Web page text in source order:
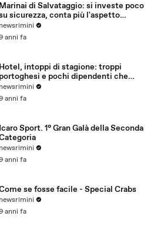
Marinai di Salvataggio: si investe poco
sicurezza, conta più l'aspetto
economico
newsrimini
anni fa
Hotel, intoppi di stagione: troppi
portoghesi e pochi dipendenti che
parlano tedesco
newsrimini
anni fa
Icaro Sport. 1° Gran Galà della Seconda
newsrimini
anni fa
se fosse facile - Special Crabs
newsrimini
anni fa